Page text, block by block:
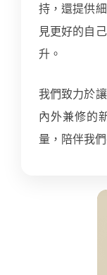
持，還提供
見更好的自
升。
我們致力於
內外兼修的
量，陪伴我